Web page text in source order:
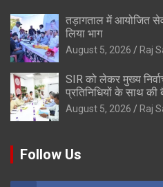
तड़ागताल में आयोजित
लिया भाग
August 5, 2026 Raj
SIR को लेकर मुख्य
प्रतिनिधियों के साथ
August 5, 2026 Raj
Follow Us